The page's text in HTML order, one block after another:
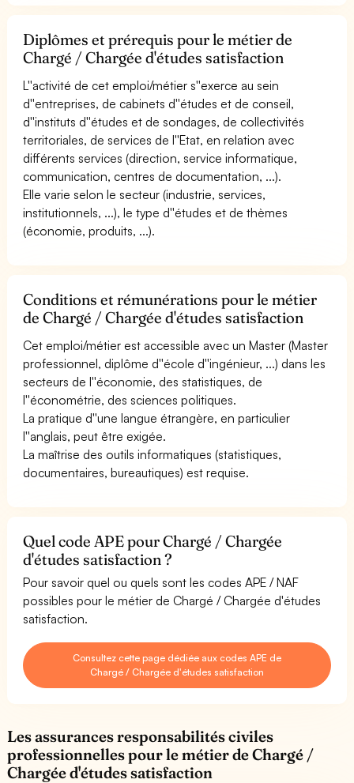
Diplômes et prérequis pour le métier de
Chargé / Chargée d'études satisfaction
L''activité de cet emploi/métier s''exerce au sein
d''entreprises, de cabinets d''études et de conseil,
d''instituts d''études et de sondages, de collectivités
territoriales, de services de l''Etat, en relation avec
différents services (direction, service informatique,
communication, centres de documentation, ...).
Elle varie selon le secteur (industrie, services,
institutionnels, ...), le type d''études et de thèmes
(économie, produits, ...).
Conditions et rémunérations pour le métier
de Chargé / Chargée d'études satisfaction
Cet emploi/métier est accessible avec un Master (Master
professionnel, diplôme d''école d''ingénieur, ...) dans les
secteurs de l''économie, des statistiques, de
l''économétrie, des sciences politiques.
La pratique d''une langue étrangère, en particulier
l''anglais, peut être exigée.
La maîtrise des outils informatiques (statistiques,
documentaires, bureautiques) est requise.
Quel code APE pour Chargé / Chargée
d'études satisfaction ?
Pour savoir quel ou quels sont les codes APE / NAF
possibles pour le métier de Chargé / Chargée d'études
satisfaction.
Consultez cette page dédiée aux codes APE de
Chargé / Chargée d'études satisfaction
Les assurances responsabilités civiles
professionnelles pour le métier de Chargé /
Chargée d'études satisfaction